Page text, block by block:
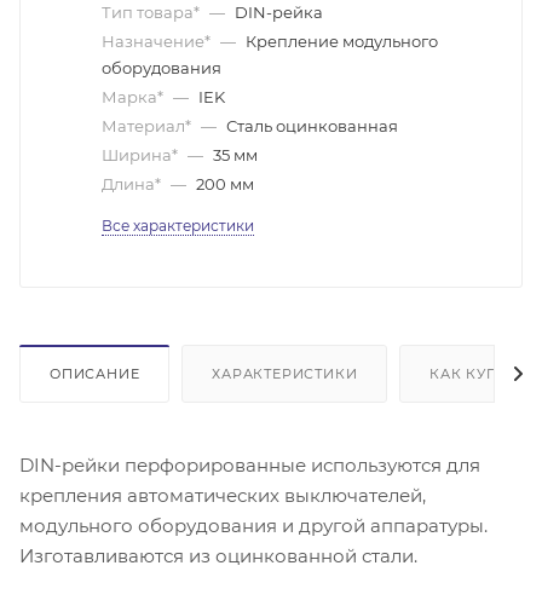
Тип товара* — DIN-рейка
Назначение* — Крепление модульного
оборудования
Марка* — IEK
Материал* — Сталь оцинкованная
Ширина* — 35 мм
Длина* — 200 мм
Все характеристики
ОПИСАНИЕ ХАРАКТЕРИСТИКИ КАК КУПИТЬ
DIN-рейки перфорированные используются для
крепления автоматических выключателей,
модульного оборудования и другой аппаратуры.
Изготавливаются из оцинкованной стали.